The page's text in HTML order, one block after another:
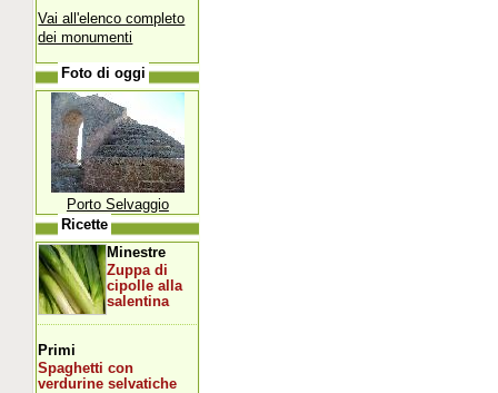
Vai all'elenco completo
dei monumenti
Foto di oggi
Porto Selvaggio
Ricette
Minestre
Zuppa di
cipolle alla
salentina
Primi
Spaghetti con
verdurine selvatiche